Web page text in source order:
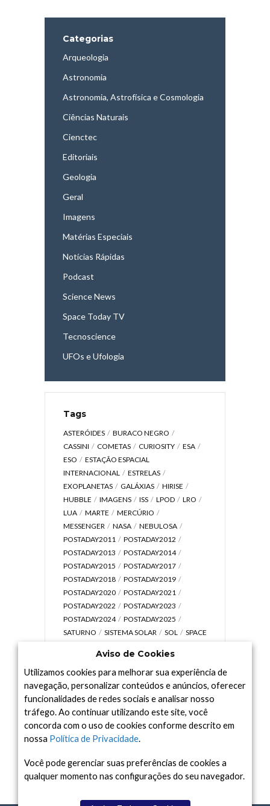
Categorias
Arqueologia
Astronomia
Astronomia, Astrofísica e Cosmologia
Ciências Naturais
Cienctec
Editoriais
Geologia
Geral
Imagens
Matérias Especiais
Notícias Rápidas
Podcast
Science News
Space Today TV
Tecnoscience
UFOs e Ufologia
Tags
ASTERÓIDES
BURACO NEGRO
CASSINI
COMETAS CURIOSITY
ESA
ESO
ESTAÇÃO ESPACIAL
INTERNACIONAL
ESTRELAS
EXOPLANETAS
GALÁXIAS
HIRISE
HUBBLE
IMAGENS ISS LPOD
LRO
LUA
MARTE
MERCÚRIO
MESSENGER
NASA
NEBULOSA
POSTADAY2011
POSTADAY2012
POSTADAY2013
POSTADAY2014
POSTADAY2015
POSTADAY2017
POSTADAY2018
POSTADAY2019
POSTADAY2020
POSTADAY2021
POSTADAY2022
POSTADAY2023
POSTADAY2024
POSTADAY2025
SATURNO
SISTEMA SOLAR SOL
SPACE
UNIVERSO
VÍDEO
Arquivo
Arquivo
Aviso de Cookies
Utilizamos cookies para melhorar sua experiência de
navegação, personalizar conteúdos e anúncios, oferecer
funcionalidades de redes sociais e analisar nosso
tráfego. Ao continuar utilizando este site, você
concorda com o uso de cookies conforme descrito em
nossa Política de Privacidade.
Você pode gerenciar suas preferências de cookies a
qualquer momento nas configurações do seu navegador.